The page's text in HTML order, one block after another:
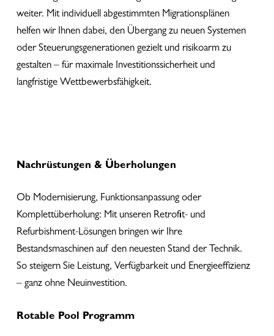
weiter. Mit individuell abgestimmten Migrationsplänen
helfen wir Ihnen dabei, den Übergang zu neuen Systemen
oder Steuerungsgenerationen gezielt und risikoarm zu
gestalten – für maximale Investitionssicherheit und
langfristige Wettbewerbsfähigkeit.
Nachrüstungen & Überholungen
Ob Modernisierung, Funktionsanpassung oder
Komplettüberholung: Mit unseren Retrofit- und
Refurbishment-Lösungen bringen wir Ihre
Bestandsmaschinen auf den neuesten Stand der Technik.
So steigern Sie Leistung, Verfügbarkeit und Energieeffizienz
– ganz ohne Neuinvestition.
Rotable Pool Programm